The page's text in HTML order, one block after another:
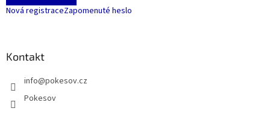
Nová registraceZapomenuté heslo
Kontakt
info@pokesov.cz
Pokesov